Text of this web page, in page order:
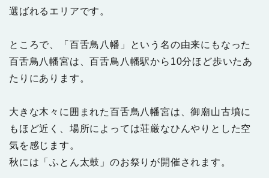
選ばれるエリアです。
ところで、「百舌鳥八幡」という名の由来にもなった
百舌鳥八幡宮は、百舌鳥八幡駅から10分ほど歩いたあ
たりにあります。
大きな木々に囲まれた百舌鳥八幡宮は、御廟山古墳に
もほど近く、場所によっては荘厳なひんやりとした空
気を感じます。
秋には「ふとん太鼓」のお祭りが開催されます。